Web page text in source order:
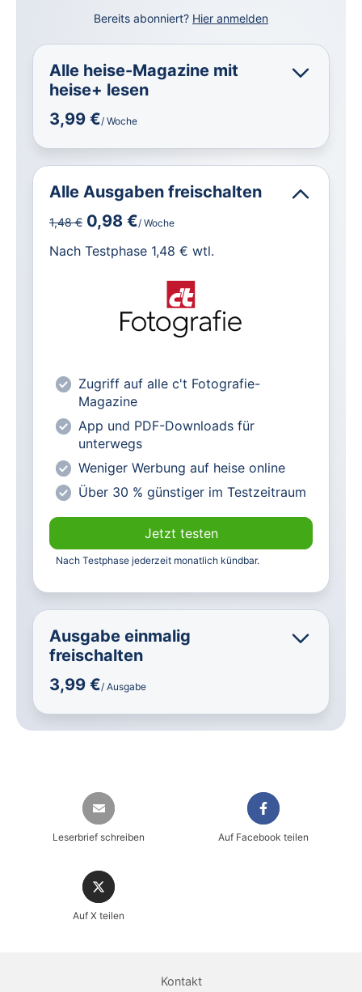
Bereits abonniert? Hier anmelden
Alle heise-Magazine mit
heise+ lesen
3,99 €/ Woche
Alle heise-Magazine im Browser und
Alle exklusiven heise+ Artikel frei
lesen
Vorteilspreis für Magazin-
Abonnenten
Alle Ausgaben freischalten
1,48 € 0,98 €/ Woche
Nach Testphase 1,48 € wtl.
Zugriff auf alle c't Fotografie-
Magazine
App und PDF-Downloads für
unterwegs
Weniger Werbung auf heise online
Über 30 % günstiger im Testzeitraum
Jetzt testen
Nach Testphase jederzeit monatlich kündbar.
Ausgabe einmalig
freischalten
3,99 €/ Ausgabe
Leserbrief schreiben Auf Facebook teilen
Auf X teilen
Kontakt